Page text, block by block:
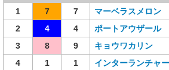
1 7 7 マーベラスメロン
2
4 4 ポートアウザール
3
8 9 キョウワカリン
4
1 1 インターランチャー